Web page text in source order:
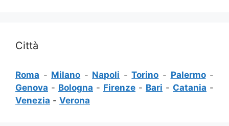
Città
Roma - Milano - Napoli -Torino - Palermo-
Genova - Bologna - Firenze - Bari - Catania -
Venezia - Verona